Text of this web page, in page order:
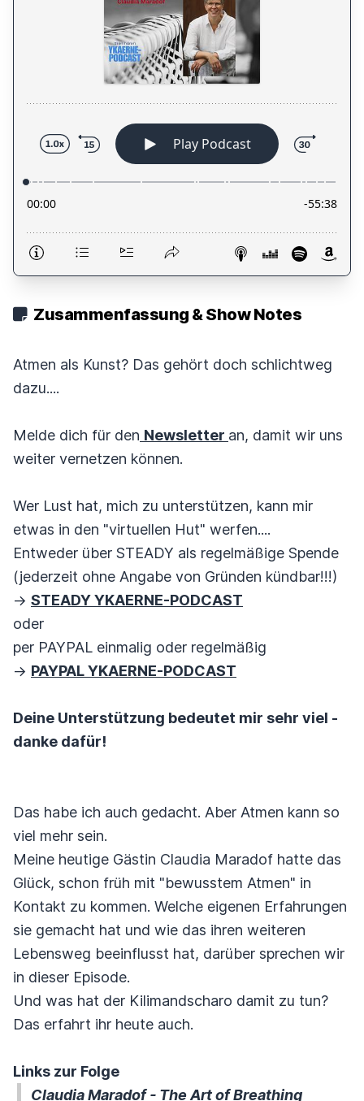
Zusammenfassung & Show Notes
Atmen als Kunst? Das gehört doch schlichtweg
dazu....
Melde dich für den Newsletter an, damit wir uns
weiter vernetzen können.
Wer Lust hat, mich zu unterstützen, kann mir
etwas in den "virtuellen Hut" werfen....
Entweder über STEADY als regelmäßige Spende
(jederzeit ohne Angabe von Gründen kündbar!!!)
-> STEADY YKAERNE-PODCAST
oder
per PAYPAL einmalig oder regelmäßig
-> PAYPAL YKAERNE-PODCAST
Deine Unterstützung bedeutet mir sehr viel -
danke dafür!
Das habe ich auch gedacht. Aber Atmen kann so
viel mehr sein.
Meine heutige Gästin Claudia Maradof hatte das
Glück, schon früh mit "bewusstem Atmen" in
Kontakt zu kommen. Welche eigenen Erfahrungen
sie gemacht hat und wie das ihren weiteren
Lebensweg beeinflusst hat, darüber sprechen wir
in dieser Episode.
Und was hat der Kilimandscharo damit zu tun?
Das erfahrt ihr heute auch.
Links zur Folge
Claudia Maradof - The Art of Breathing